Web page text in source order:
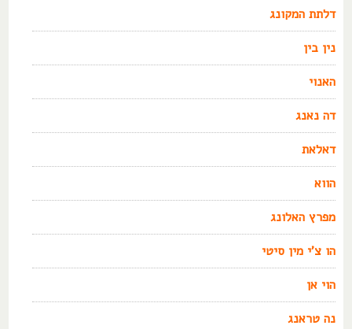
דלתת המקונג
נין בין
האנוי
דה נאנג
דאלאת
הווא
מפרץ האלונג
הו צ'י מין סיטי
הוי אן
נה טראנג